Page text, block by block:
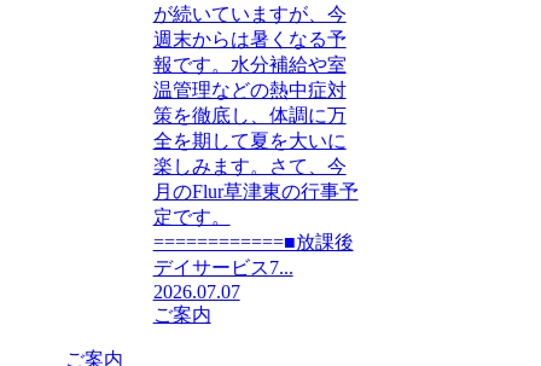
が続いていますが、今
週末からは暑くなる予
報です。水分補給や室
温管理などの熱中症対
策を徹底し、体調に万
全を期して夏を大いに
楽しみます。さて、今
月のFlur草津東の行事予
定です。
============■放課後
デイサービス7...
2026.07.07
ご案内
ご案内